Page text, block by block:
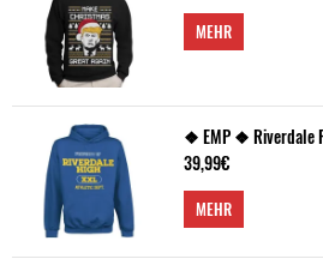
MEHR
❖ EMP ❖ Riverdale
39,99€
MEHR